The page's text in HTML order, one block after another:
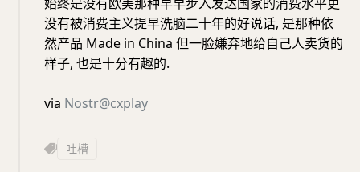
没有被消费主义提早洗脑二十年的好说话, 是那种依
然产品 Made in China 但一脸嫌弃地给自己人卖货的
样子, 也是十分有趣的.
via Nostr@cxplay
吐槽